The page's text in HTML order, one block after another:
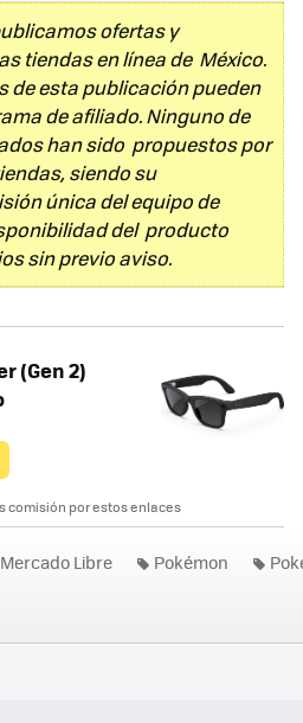
ofertas y
tiendas en línea de México.
de esta publicación pueden
de afiliado. Ninguno de
han sido propuestos por
siendo su
única del equipo de
del producto
sin previo aviso.
(Gen 2)
comisión por estos enlaces
Mercado Libre Pokémon